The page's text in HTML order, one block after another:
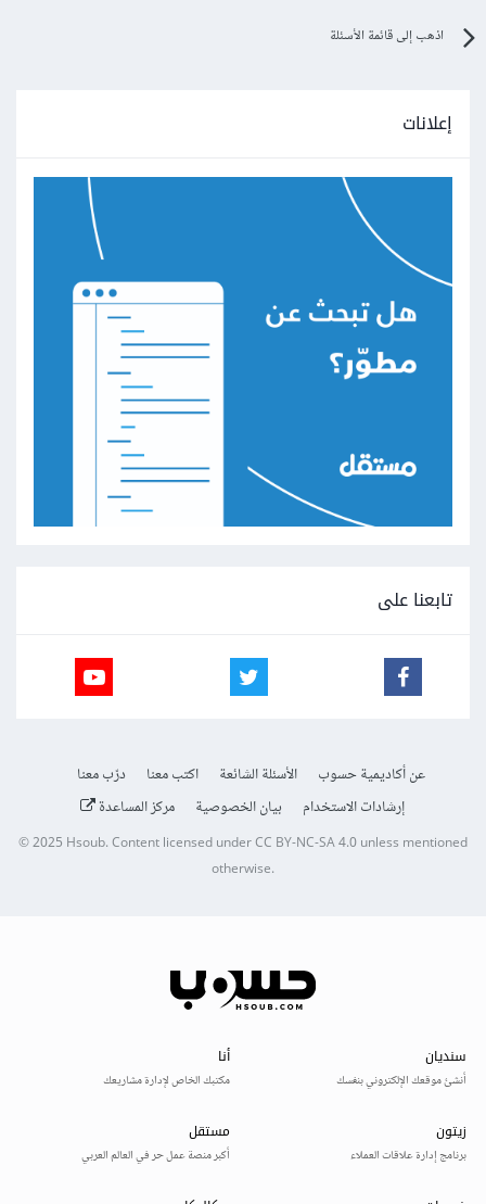
اذهب إلى قائمة الأسئلة
إعلانات
تابعنا على
عن أكاديمية حسوب الأسئلة الشائعة اكتب معنا
درّب معنا
إرشادات الاستخدام
بيان الخصوصية مركز المساعدة
© 2025Hsoub.Content licensed underCC BY-NC-SA 4.0unless mentioned
otherwise.